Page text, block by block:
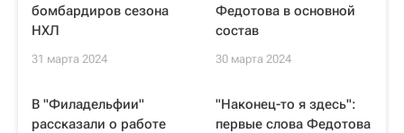
бомбардиров сезона
НХЛ
31 марта 2024
Федотова в основной
состав
30 марта 2024
В "Филадельфии"
рассказали о работе
"Наконец-то я здесь":
первые слова Федотова